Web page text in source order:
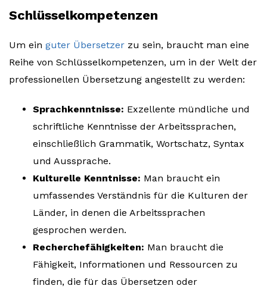
Schlüsselkompetenzen
Um ein guter Übersetzer zu sein, braucht man eine
Reihe von Schlüsselkompetenzen, um in der Welt der
professionellen Übersetzung angestellt zu werden:
Sprachkenntnisse: Exzellente mündliche und
schriftliche Kenntnisse der Arbeitssprachen,
einschließlich Grammatik, Wortschatz, Syntax
und Aussprache.
Kulturelle Kenntnisse: Man braucht ein
umfassendes Verständnis für die Kulturen der
Länder, in denen die Arbeitssprachen
gesprochen werden.
Recherchefähigkeiten: Man braucht die
Fähigkeit, Informationen und Ressourcen zu
finden, die für das Übersetzen oder